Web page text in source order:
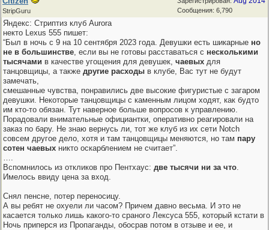
Сообщения: 6,790
StripGuru
Яндекс: Стриптиз клуб Aurora
некто Lexus 555 пишет:
“Был в ночь с 9 на 10 сентября 2023 года. Девушки есть шикарные но
не в большинстве, если вы не готовы расставаться с несколькими
тысячами в качестве угощения для девушек, чаевых для
танцовщицы, а также другие расходы в клубе, Вас тут не будут
замечать,
смешанные чувства, понравились две высокие фигуристые с загаром
девушки. Некоторые танцовщицы с каменным лицом ходят, как будто
им кто-то обязан. Тут наверное больше вопросов к управлению.
Порадовали внимательные официантки, оперативно реагировали на
заказ по бару. Не знаю вернусь ли, тот же клуб из их сети Notch
совсем другое дело, хотя и там танцовщицы меняются, но там пару
сотен чаевых никто оскарблением не считает”.
….
Вспомнилось из откликов про Пентхаус: две тысячи ни за что.
Имелось ввиду цена за вход.
Снял пенсне, потер переносицу.
А вы ребят не охуели ли часом? Причем давно весьма. И это не
касается только лишь какого-то сраного Лексуса 555, который кстати в
Ночь приперся из Пропаганды, обосрав потом в отзыве и ее, и